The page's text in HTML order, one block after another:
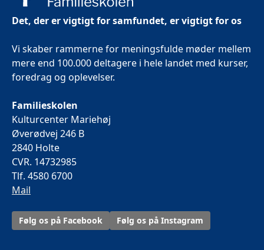
Det, der er vigtigt for samfundet, er vigtigt for os
Vi skaber rammerne for meningsfulde møder mellem
mere end 100.000 deltagere i hele landet med kurser,
foredrag og oplevelser.
Familieskolen
Kulturcenter Mariehøj
Øverødvej 246 B
2840 Holte
CVR. 14732985
Tlf. 4580 6700
Mail
Følg os på Facebook Følg os på Instagram